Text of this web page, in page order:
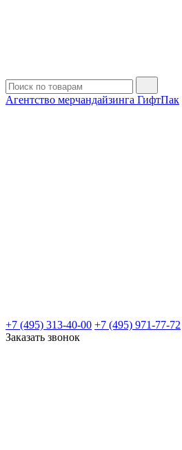
Агентство мерчандайзинга ГифтПак
+7 (495) 313-40-00 +7 (495) 971-77-72
Заказать звонок